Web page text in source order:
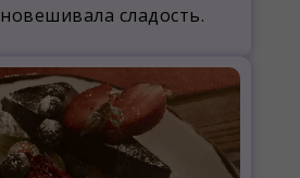
сладость.